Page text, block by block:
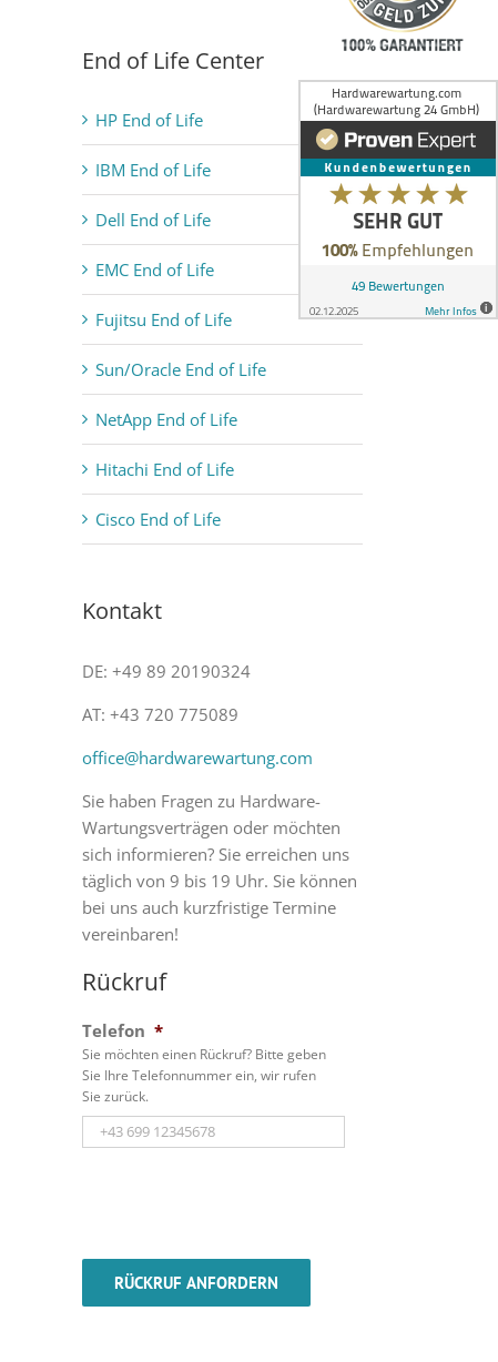
End of Life Center
HP End of Life
IBM End of Life
Dell End of Life
EMC End of Life
Fujitsu End of Life
Sun/Oracle End of Life
NetApp End of Life
Hitachi End of Life
Cisco End of Life
Kontakt
DE: +49 89 20190324
AT: +43 720 775089
office@hardwarewartung.com
Sie haben Fragen zu Hardware-
Wartungsverträgen oder möchten
sich informieren? Sie erreichen uns
täglich von 9 bis 19 Uhr. Sie können
bei uns auch kurzfristige Termine
vereinbaren!
Rückruf
Telefon *
Sie möchten einen Rückruf? Bitte geben
Sie Ihre Telefonnummer ein, wir rufen
Sie zurück.